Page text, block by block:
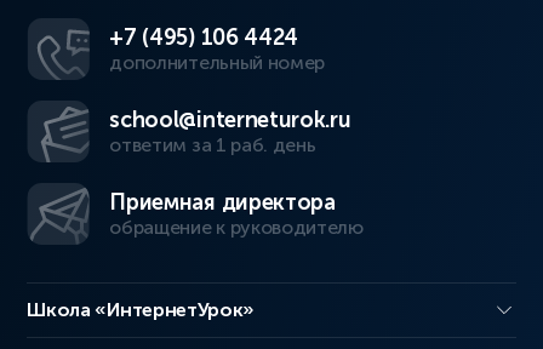
+7 (495) 106 4424
дополнительный номер
school@interneturok.ru
ответим за 1 раб. день
Приемная директора
обращение к руководителю
Школа «ИнтернетУрок»